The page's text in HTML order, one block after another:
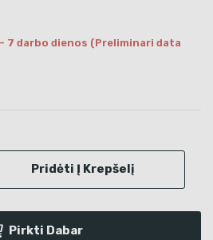
darbo dienos (Preliminari data
Pridėti Į Krepšelį
Pirkti Dabar